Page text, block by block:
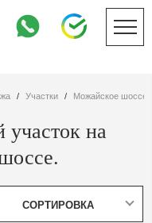
участки Можайское шоссе
участок на
СОРТИРОВКА